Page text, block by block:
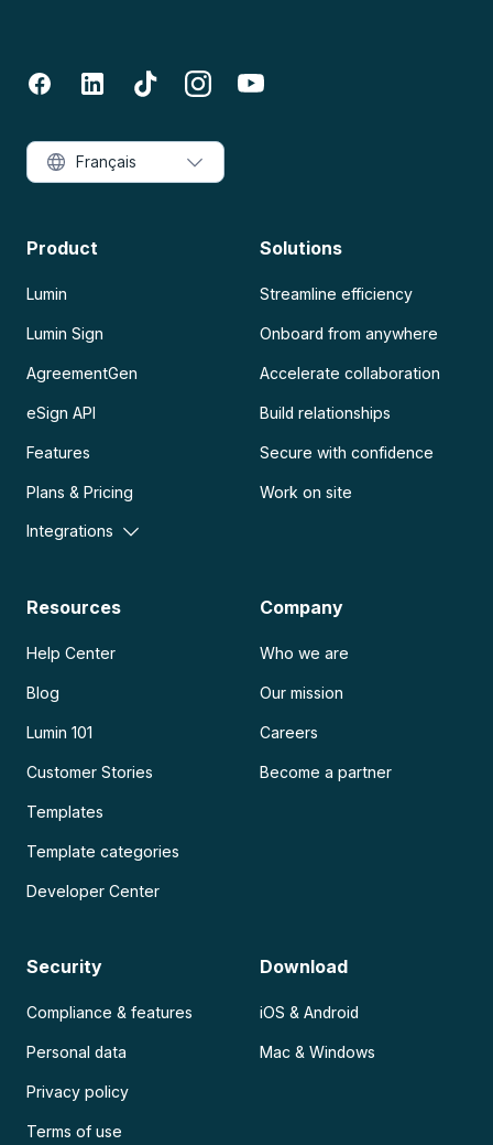
Product
Lumin
Lumin Sign
AgreementGen
eSign API
Features
Plans & Pricing
Integrations
Solutions
Streamline efficiency
Onboard from anywhere
Accelerate collaboration
Build relationships
Secure with confidence
Work on site
Resources
Help Center
Blog
Lumin 101
Customer Stories
Templates
Template categories
Developer Center
Company
Who we are
Our mission
Careers
Become a partner
Security
Compliance & features
Personal data
Privacy policy
Terms of use
Download
iOS & Android
Mac & Windows
Français